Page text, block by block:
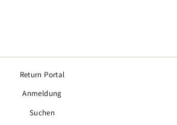
Return Portal
Anmeldung
Suchen